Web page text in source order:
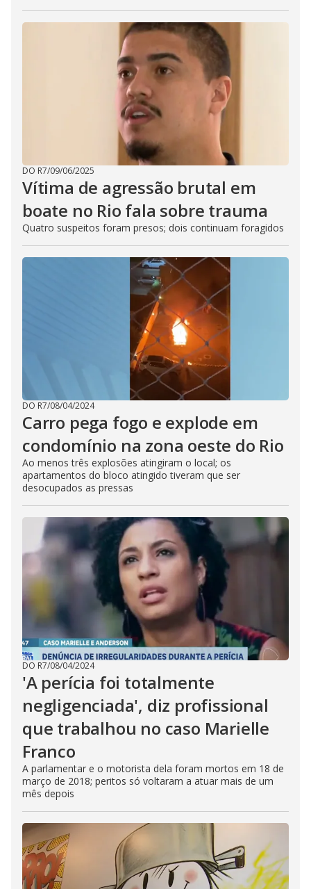
DO R7/09/06/2025
Vítima de agressão brutal em
boate no Rio fala sobre trauma
Quatro suspeitos foram presos; dois continuam foragidos
DO R7/08/04/2024
Carro pega fogo e explode em
condomínio na zona oeste do Rio
Ao menos três explosões atingiram o local; os
apartamentos do bloco atingido tiveram que ser
desocupados as pressas
DO R7/08/04/2024
'A perícia foi totalmente
negligenciada', diz profissional
que trabalhou no caso Marielle
Franco
A parlamentar e o motorista dela foram mortos em 18 de
março de 2018; peritos só voltaram a atuar mais de um
mês depois